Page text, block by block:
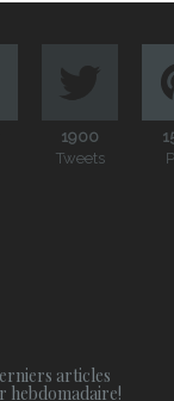
1900
Tweets
articles
hebdomadaire!